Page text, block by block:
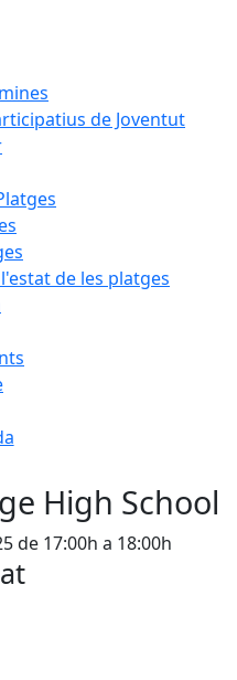
de Joventut
de les platges
High School
de 17:00h a 18:00h